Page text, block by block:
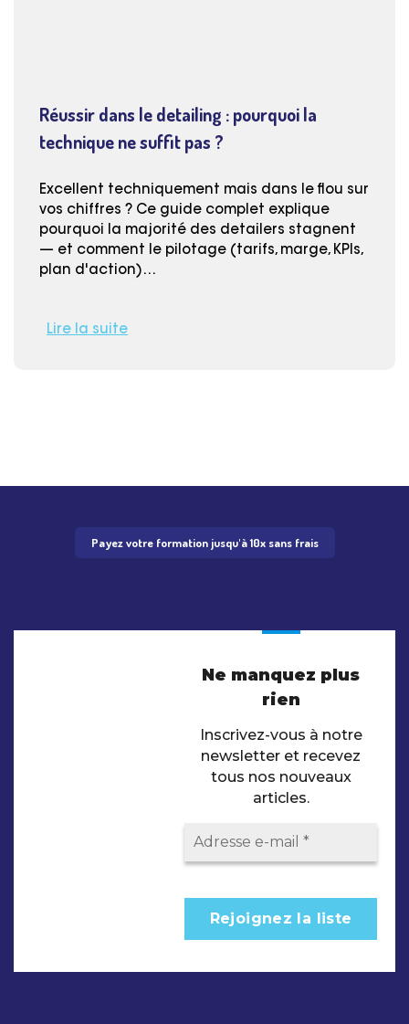
Réussir dans le detailing : pourquoi la
technique ne suffit pas ?
Excellent techniquement mais dans le flou sur
vos chiffres ? Ce guide complet explique
pourquoi la majorité des detailers stagnent
— et comment le pilotage (tarifs, marge, KPIs,
plan d'action)…
Lire la suite
Payez votre formation jusqu'à 10x sans frais
Ne manquez plus
rien
Inscrivez-vous à notre
newsletter et recevez
tous nos nouveaux
articles.